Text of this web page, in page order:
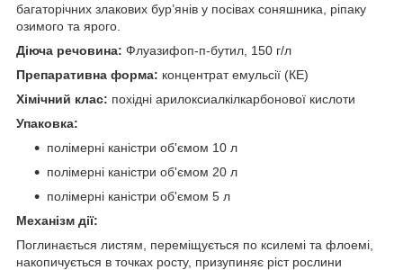
багаторічних злакових бур’янів у посівах соняшника, ріпаку
озимого та ярого.
Діюча речовина: Флуазифоп-п-бутил, 150 г/л
Препаративна форма: концентрат емульсії (КЕ)
Хімічний клас: похідні арилоксиалкілкарбонової кислоти
Упаковка:
полімерні каністри об'ємом 10 л
полімерні каністри об'ємом 20 л
полімерні каністри об'ємом 5 л
Механізм дії:
Поглинається листям, переміщується по ксилемі та флоемі,
накопичується в точках росту, призупиняє ріст рослини